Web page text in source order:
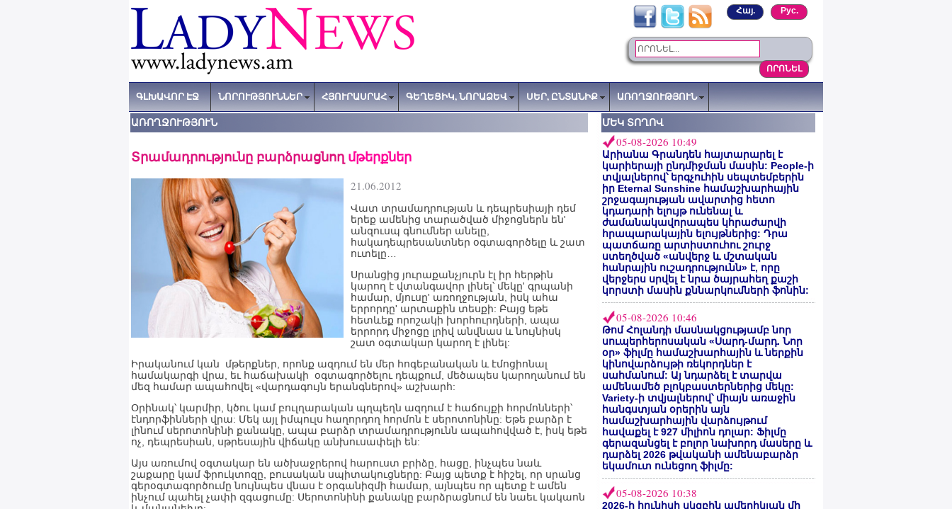
Рус.
Հայ.
ԳԼԽԱՎՈՐ ԷՋ ՆՈՐՈՒԹՅՈՒՆՆԵՐ ՀՅՈՒՐԱՍՐԱՀ ԳԵՂԵՑԻԿ, ՆՈՐԱՁԵՎ ՍԵՐ, ԸՆՏԱՆԻՔ ԱՌՈՂՋՈՒԹՅՈՒՆ
ԱՌՈՂՋՈՒԹՅՈՒՆ
Տրամադրությունը բարձրացնող մթերքներ
21.06.2012
Վատ տրամադրության և դեպրեսիայի դեմ
երեք ամենից տարածված միջոցներն են'
անզուսպ գնումներ անելը,
հակադեպրեսանտներ օգտագործելը և շատ
ուտելը…
Սրանցից յուրաքանչյուրն էլ իր հերթին
կարող է վտանգավոր լինել՝ մեկը' գրպանի
համար, մյուսը' առողջության, իսկ ահա
երրորդը' արտաքին տեսքի: Բայց եթե
հետևեք որոշակի խորհուրդների, ապա
երրորդ միջոցը լրիվ անվնաս և նույնիսկ
շատ օգտակար կարող է լինել:
Իրականում կան մթերքներ, որոնք ազդում են մեր հոգեբանական և էմոցիոնալ
համակարգի վրա, եւ հաճախակի օգտագործելու դեպքում, մեծապես կարողանում են
մեզ համար ապահովել «վարդագույն երանգներով» աշխարհ:
Օրինակ՝ կարմիր, կծու կամ բուլղարական պղպեղն ազդում է հաճույքի հորմոնների՝
էնդորֆինների վրա: Մեկ այլ իմպուլս հաղորդող հորմոն է սերոտոնինը: Եթե բարձր է
լինում սերոտոնինի քանակը, ապա բարձր տրամադրությունն ապահովված է, իսկ եթե
ոչ, դեպրեսիան, սթրեսային վիճակը անխուսափելի են:
Այս առումով օգտակար են ածխաջրերով հարուստ բրիձը, հացը, ինչպես նաև
շաքարը կամ ֆրուկտոզը, բուսական սպիտակուցները: Բայց պետք է հիշել, որ սրանց
գերօգտագործումը նույնպես վնաս է օրգանիզմի համար, այնպես որ պետք է ամեն
ինչում պահել չափի զգացումը: Սերոտոնինի քանակը բարձրացնում են նաեւ կակաոն
ՄԵԿ ՏՈՂՈՎ
05-08-2026 10:49
Արիանա Գրանդեն հայտարարել է
կարիերայի ընդմիջման մասին: People-ի
տվյալներով՝ երգչուհին սեպտեմբերին
իր Eternal Sunshine համաշխարհային
շրջագայության ավարտից հետո
կդադարի ելույթ ունենալ և
ժամանակավորապես կհրաժարվի
հրապարակային ելույթներից: Դրա
պատճառը արտիստուհու շուրջ
ստեղծված «անվերջ և մշտական
հանրային ուշադրությունն» է, որը
վերջերս սրվել է նրա ծայրահեղ քաշի
կորստի մասին քննարկումների ֆոնին:
05-08-2026 10:46
Թոմ Հոլանդի մասնակցությամբ նոր
սուպերհերոսական «Սարդ-մարդ. Նոր
օր» ֆիլմը համաշխարհային և ներքին
կինովարձույթի ռեկորդներ է
սահմանում: Այ նդարձել է տարվա
ամենամեծ բլոկբաստերներից մեկը:
Variety-ի տվյալներով՝ միայն առաջին
հանգստյան օրերին այն
համաշխարհային վարձույթում
հավաքել է 927 միլիոն դոլար: Ֆիլմը
գերազանցել է բոլոր նախորդ մասերը և
դարձել 2026 թվականի ամենաբարձր
եկամուտ ունեցող ֆիլմը:
05-08-2026 10:38
2026-ի հունիսի սկզբին ամերիկյան մի